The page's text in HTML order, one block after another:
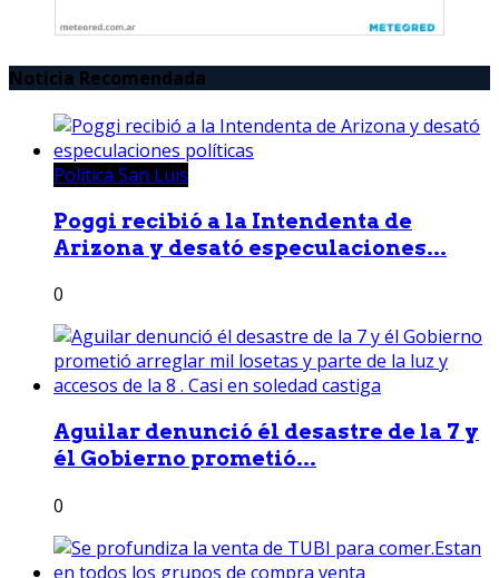
Noticia Recomendada
Política San Luis
Poggi recibió a la Intendenta de
Arizona y desató especulaciones...
0
Aguilar denunció él desastre de la 7 y
él Gobierno prometió...
0